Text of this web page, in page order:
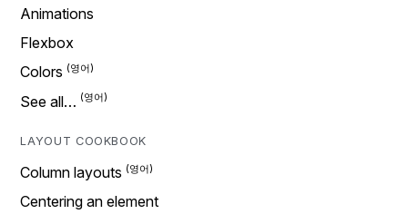
Animations
Flexbox
Colors
See all…
LAYOUT COOKBOOK
Column layouts
Centering an element